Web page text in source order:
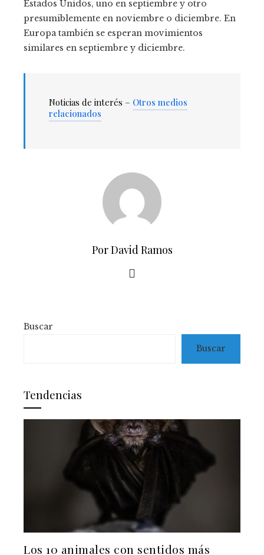
Estados Unidos, uno en septiembre y otro
presumiblemente en noviembre o diciembre. En
Europa también se esperan movimientos
similares en septiembre y diciembre.
Noticias de interés – Otros medios
relacionados
Por David Ramos
Buscar
Buscar
Tendencias
Los 10 animales con sentidos más